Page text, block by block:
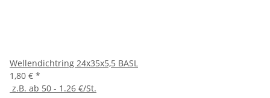
Wellendichtring 24x35x5,5 BASL
1,80 € *
z.B. ab 50 - 1.26 €/St.